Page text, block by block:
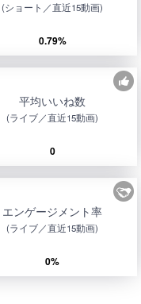
(ショート／直近15動画)
0.79%
平均いいね数
(ライブ／直近15動画)
0
エンゲージメント率
(ライブ／直近15動画)
0%